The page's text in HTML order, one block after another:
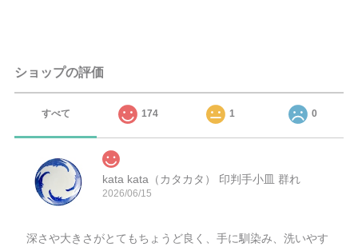
ショップの評価
すべて 174 1 0
kata kata（カタカタ） 印判手小皿 群れ
2026/06/15
深さや大きさがとてもちょうど良く、手に馴染み、洗いやす